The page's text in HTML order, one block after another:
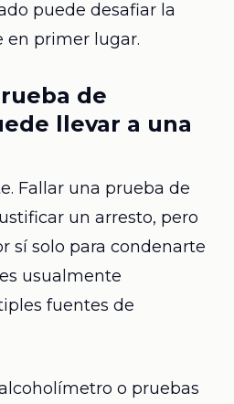
puede desafiar la
en primer lugar.
de
llevar a una
Fallar una prueba de
un arresto, pero
sí solo para condenarte
usualmente
fuentes de
o pruebas